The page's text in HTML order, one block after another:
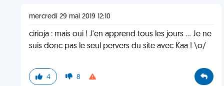
mercredi 29 mai 2019 12:10
cirioja : mais oui ! J'en apprend tous les jours ... Je ne
suis donc pas le seul pervers du site avec Kaa ! \o/
4 8